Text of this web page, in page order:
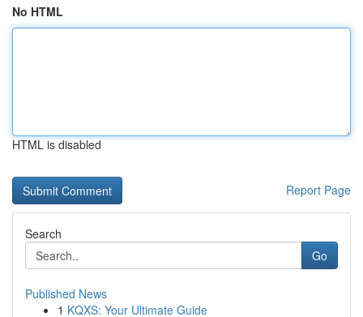
No HTML
HTML is disabled
Report Page
Search
Go
Published News
1 KQXS: Your Ultimate Guide